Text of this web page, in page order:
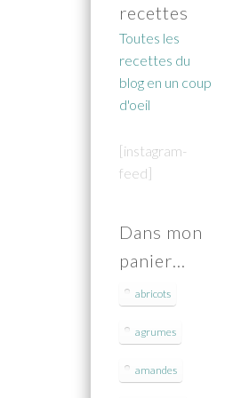
recettes
Toutes les
recettes du
blog en un coup
d'oeil
[instagram-
feed]
Dans mon
panier…
abricots
agrumes
amandes